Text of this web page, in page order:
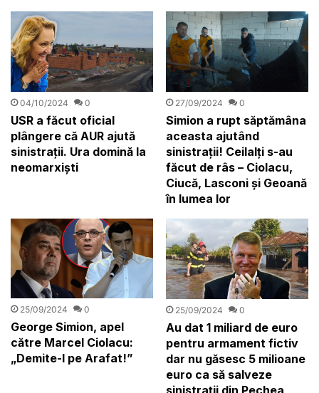
04/10/2024 0
USR a făcut oficial
plângere că AUR ajută
sinistrații. Ura domină la
neomarxiști
27/09/2024 0
Simion a rupt săptămâna
aceasta ajutând
sinistrații! Ceilalți s-au
făcut de râs – Ciolacu,
Ciucă, Lasconi și Geoană
în lumea lor
25/09/2024 0
George Simion, apel
către Marcel Ciolacu:
„Demite-l pe Arafat!”
25/09/2024 0
Au dat 1 miliard de euro
pentru armament fictiv
dar nu găsesc 5 milioane
euro ca să salveze
sinistrații din Pechea